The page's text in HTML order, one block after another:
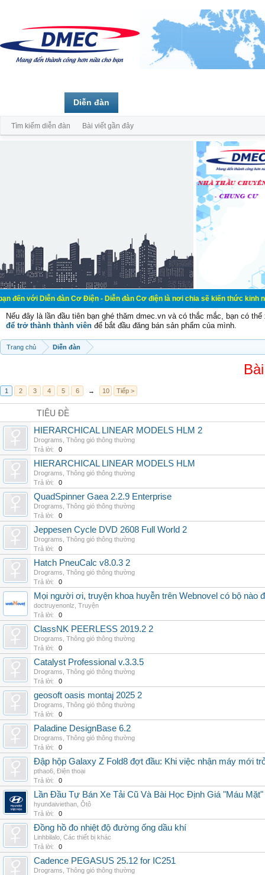
đàn Cơ Điện - Diễn đàn Cơ điện là nơi chia sẽ kiến thức kinh nghiệm
Nếu đây là lần đầu tiên bạn ghé thăm dmec.vn và có thắc mắc, bạn có
để trở thành thành viên để bắt đầu đăng bán sản phẩm của mình.
Trang chủ Diễn đàn
1 2 3 4 5 6 → 10 Tiếp >
TIÊU ĐỀ
HIERARCHICAL LINEAR MODELS HLM 2
Drograms Thông gió thông thường
Trả lời:
0
HIERARCHICAL LINEAR MODELS HLM
Drograms Thông gió thông thường
Trả lời:
0
QuadSpinner Gaea 2.2.9 Enterprise
Drograms Thông gió thông thường
Trả lời:
0
Jeppesen Cycle DVD 2608 Full World 2
Drograms Thông gió thông thường
Trả lời:
0
Hatch PneuCalc v8.0.3 2
Drograms Thông gió thông thường
Trả lời:
0
Mọi người ơi, truyện khoa huyễn trên Webnovel có bộ nào
doctruyenonlz Truyện
Trả lời:
0
ClassNK PEERLESS 2019.2 2
Drograms Thông gió thông thường
Trả lời:
0
Catalyst Professional v.3.3.5
Drograms Thông gió thông thường
Trả lời:
0
geosoft oasis montaj 2025 2
Drograms Thông gió thông thường
Trả lời:
0
Paladine DesignBase 6.2
Drograms Thông gió thông thường
Trả lời:
0
Đập hộp Galaxy Z Fold8 đợt đầu: Khi việc nhận máy mới
pthao6 Điện thoại
Trả lời:
0
Lần Đầu Tự Bán Xe Tải Cũ Và Bài Học Định Giá "Máu
hyundaiviethan Ôtô
Trả lời:
0
Đồng hồ đo nhiệt độ đường ống dầu khí
Linhbilalo Các thiết bị khác
Trả lời:
0
Cadence PEGASUS 25.12 for IC251
Drograms Thông gió thông thường
Diễn đàn
Tìm kiếm diễn đàn Bài viết gần đây